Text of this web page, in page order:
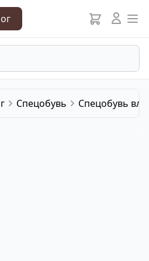
Спецобувь Спецобувь